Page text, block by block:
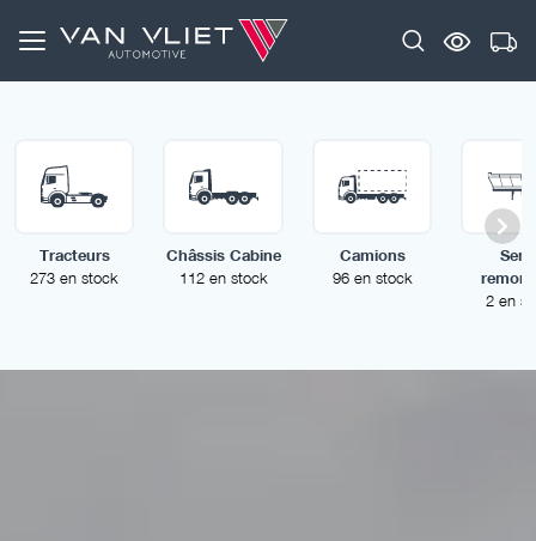
Tracteurs
273 en stock
Châssis Cabine
112 en stock
Camions
96 en stock
2 en